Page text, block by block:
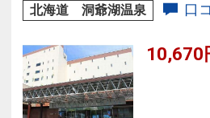
北海道 洞爺湖温泉 口
10,670